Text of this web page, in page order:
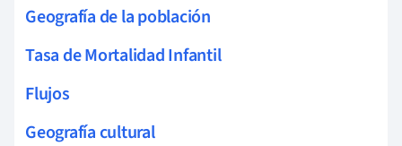
Geografía de la población
Tasa de Mortalidad Infantil
Flujos
Geografía cultural